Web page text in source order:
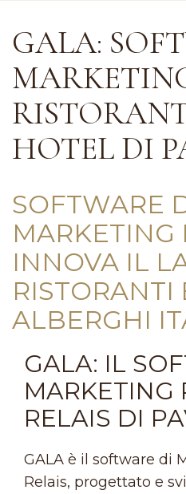
GALA:
HOTEL DI
SOFTWARE
MARKETING
INNOVA IL
RISTORANTI
ALBERGHI
GALA: IL
MARKETING
RELAIS DI
GALA è il software di
Relais, progettato e